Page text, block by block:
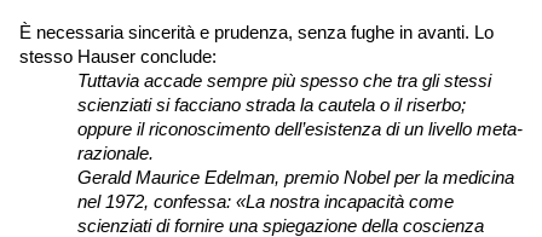
È necessaria sincerità e prudenza, senza fughe in avanti. Lo
stesso Hauser conclude:
Tuttavia accade sempre più spesso che tra gli stessi
scienziati si facciano strada la cautela o il riserbo;
oppure il riconoscimento dell’esistenza di un livello meta-
razionale.
Gerald Maurice Edelman, premio Nobel per la medicina
nel 1972, confessa: «La nostra incapacità come
scienziati di fornire una spiegazione della coscienza